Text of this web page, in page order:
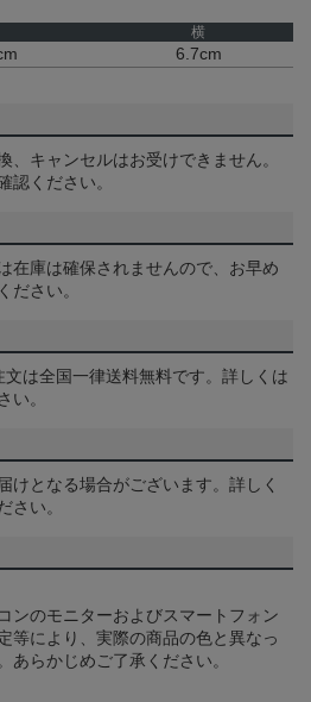
横
6.7cm
、キャンセルはお受けできません。
認ください。
在庫は確保されませんので、お早め
ださい。
は全国一律送料無料です。詳しくは
い。
けとなる場合がございます。詳しく
さい。
ンのモニターおよびスマートフォン
等により、実際の商品の色と異なっ
あらかじめご了承ください。